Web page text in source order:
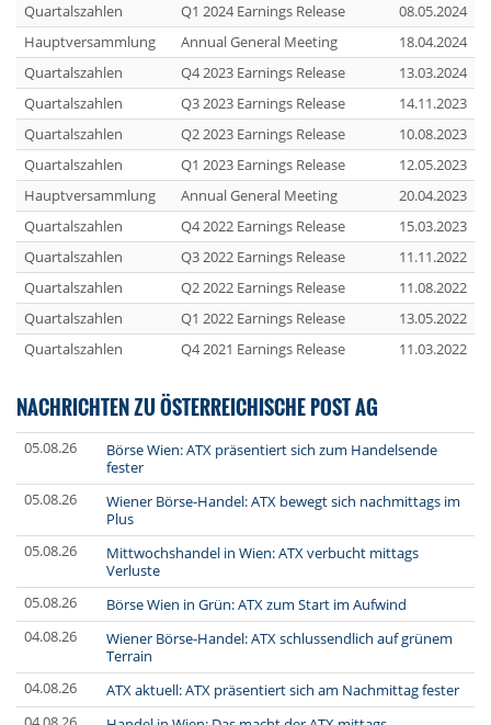
Quartalszahlen
Q1 2024 Earnings Release
08.05.2024
Hauptversammlung
Annual General Meeting
18.04.2024
Quartalszahlen
Q4 2023 Earnings Release
13.03.2024
Quartalszahlen
Q3 2023 Earnings Release
14.11.2023
Quartalszahlen
Q2 2023 Earnings Release
10.08.2023
Quartalszahlen
Q1 2023 Earnings Release
12.05.2023
Hauptversammlung
Annual General Meeting
20.04.2023
Quartalszahlen
Q4 2022 Earnings Release
15.03.2023
Quartalszahlen
Q3 2022 Earnings Release
11.11.2022
Quartalszahlen
Q2 2022 Earnings Release
11.08.2022
Quartalszahlen
Q1 2022 Earnings Release
13.05.2022
Quartalszahlen
Q4 2021 Earnings Release 11.03.2022
NACHRICHTEN ZU ÖSTERREICHISCHE POST AG
05.08.26
Börse Wien: ATX präsentiert sich zum Handelsende
fester
05.08.26
Wiener Börse-Handel: ATX bewegt sich nachmittags im
Plus
05.08.26
Mittwochshandel in Wien: ATX verbucht mittags
Verluste
05.08.26
Börse Wien in Grün: ATX zum Start im Aufwind
04.08.26
Wiener Börse-Handel: ATX schlussendlich auf grünem
Terrain
04.08.26
ATX aktuell: ATX präsentiert sich am Nachmittag fester